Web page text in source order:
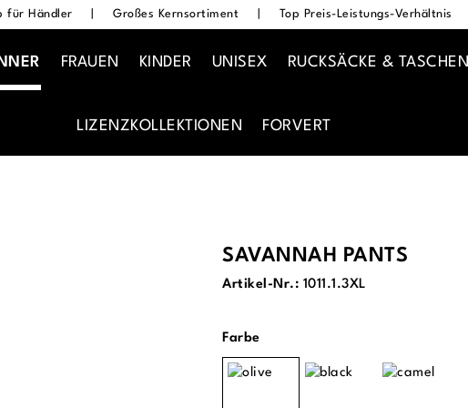
für Händler Großes Kernsortiment Top Preis-Leistungs-Verhältnis
FRAUEN KINDER UNISEX RUCKSÄCKE & TASCHEN
LIZENZKOLLEKTIONEN FORVERT
SAVANNAH PANTS
Artikel-Nr.: 1011.1.3XL
Farbeauswählen